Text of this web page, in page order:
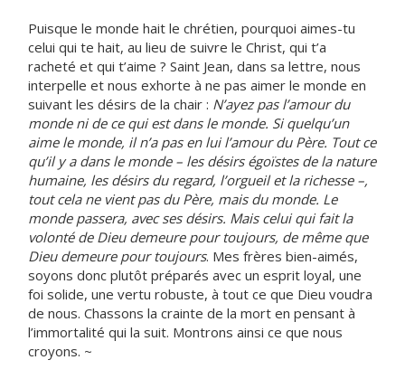
Puisque le monde hait le chrétien, pourquoi aimes-tu
celui qui te hait, au lieu de suivre le Christ, qui t’a
racheté et qui t’aime ? Saint Jean, dans sa lettre, nous
interpelle et nous exhorte à ne pas aimer le monde en
suivant les désirs de la chair : N’ayez pas l’amour du
monde ni de ce qui est dans le monde. Si quelqu’un
aime le monde, il n’a pas en lui l’amour du Père. Tout ce
qu’il y a dans le monde – les désirs égoïstes de la nature
humaine, les désirs du regard, l’orgueil et la richesse –,
tout cela ne vient pas du Père, mais du monde. Le
monde passera, avec ses désirs. Mais celui qui fait la
volonté de Dieu demeure pour toujours, de même que
Dieu demeure pour toujours. Mes frères bien-aimés,
soyons donc plutôt préparés avec un esprit loyal, une
foi solide, une vertu robuste, à tout ce que Dieu voudra
de nous. Chassons la crainte de la mort en pensant à
l’immortalité qui la suit. Montrons ainsi ce que nous
croyons. ~